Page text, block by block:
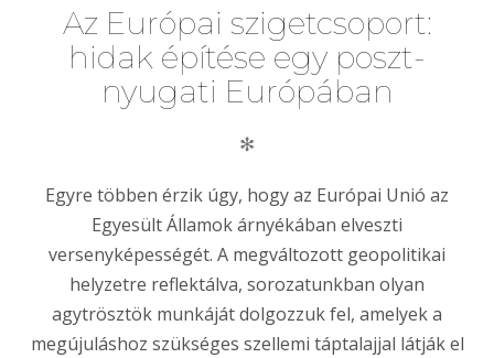
Az Európai szigetcsoport:
hidak építése egy poszt-
nyugati Európában
✻
Egyre többen érzik úgy, hogy az Európai Unió az
Egyesült Államok árnyékában elveszti
versenyképességét. A megváltozott geopolitikai
helyzetre reflektálva, sorozatunkban olyan
agytrösztök munkáját dolgozzuk fel, amelyek a
megújuláshoz szükséges szellemi táptalajjal látják el